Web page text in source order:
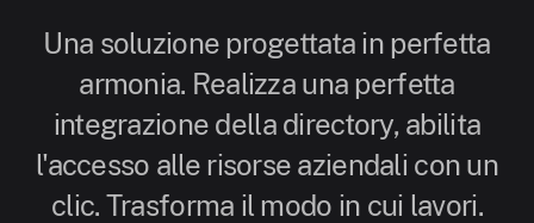
Una soluzione progettata in perfetta
armonia. Realizza una perfetta
integrazione della directory, abilita
l'accesso alle risorse aziendali con un
clic. Trasforma il modo in cui lavori.